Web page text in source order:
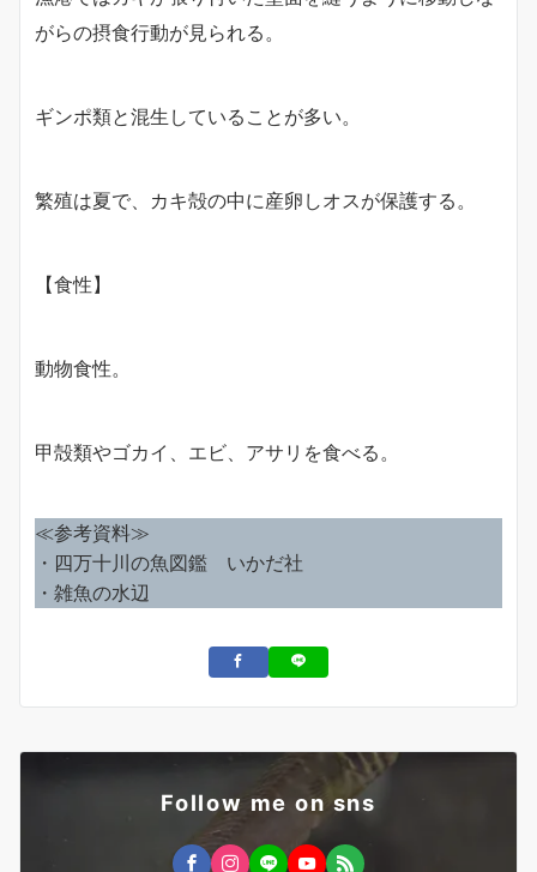
がらの摂食行動が見られる。
ギンポ類と混生していることが多い。
繁殖は夏で、カキ殻の中に産卵しオスが保護する。
【食性】
動物食性。
甲殻類やゴカイ、エビ、アサリを食べる。
≪参考資料≫
・四万十川の魚図鑑 いかだ社
・雑魚の水辺
Follow me on sns